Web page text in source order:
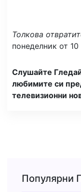
Толкова
понеделник от 10
Слушайте
любимите си
телевизионни
Популярни